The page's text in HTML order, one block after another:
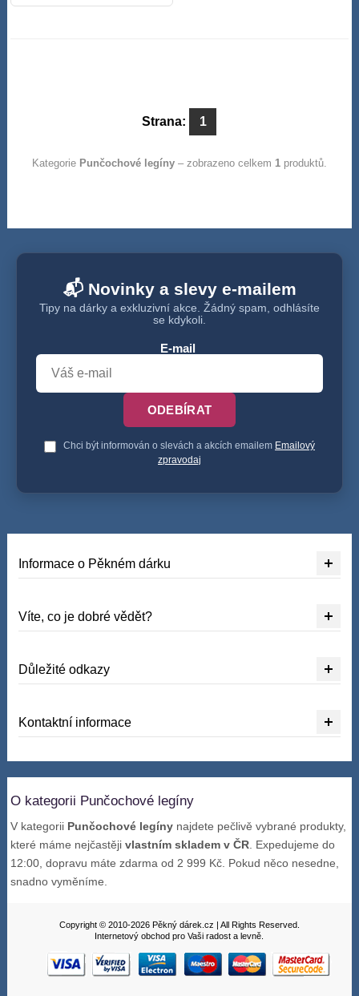
Strana: 1
Kategorie Punčochové legíny– zobrazeno celkem 1produktů.
📬 Novinky a slevy e-mailem
Tipy na dárky a exkluzivní akce. Žádný spam, odhlásíte
se kdykoli.
E-mail
ODEBÍRAT
Chci být informován o slevách a akcích emailem Emailový
zpravodaj
Informace o Pěkném dárku
Víte, co je dobré vědět?
Důležité odkazy
Kontaktní informace
O kategorii Punčochové legíny
V kategorii Punčochové legíny najdete pečlivě vybrané produkty,
které máme nejčastějivlastním skladem v ČR . Expedujeme do
12:00, dopravu máte zdarma od 2 999 Kč. Pokud něco nesedne,
snadno vyměníme.
Copyright © 2010-2026 Pěkný dárek.cz | All Rights Reserved.
Internetový obchod pro Vaši radost a levně.